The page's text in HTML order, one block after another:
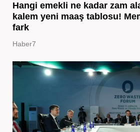
Hangi emekli ne kadar zam
kalem yeni maaş tablosu!
fark
Haber7